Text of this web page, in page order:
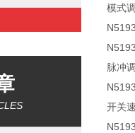
模式
脉冲
开关